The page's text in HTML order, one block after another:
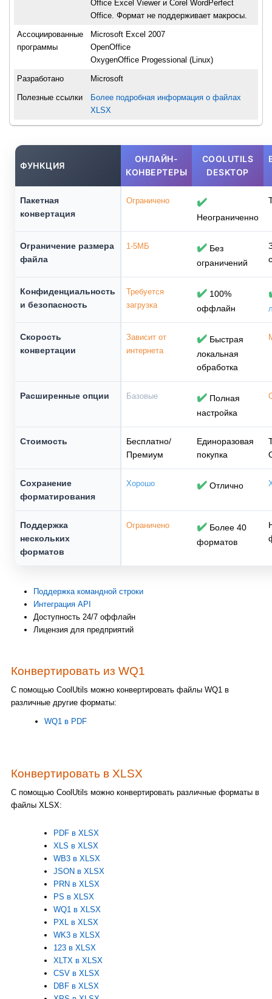
Office Excel Viewer и Corel WordPerfect
Office. Формат не поддерживает макросы.
Ассоциированные
программы
Microsoft Excel 2007
OpenOffice
OxygenOffice Progessional (Linux)
Разработано Microsoft
Полезные ссылки
Более подробная информация о файлах
XLSX
ФУНКЦИЯ
ОНЛАЙН-
КОНВЕРТЕРЫ
COOLUTILS
DESKTOP
Пакетная
конвертация
Ограничено ✔️
Неограниченно
Ограничение размера
файла
1-5МБ ✔️ Без
ограничений
Конфиденциальность
и безопасность
Требуется
загрузка
✔️ 100%
оффлайн
Скорость
конвертации
Зависит от
интернета
✔️ Быстрая
локальная
обработка
Расширенные опции Базовые ✔️ Полная
настройка
Стоимость
Бесплатно/
Премиум
Единоразовая
покупка
Сохранение
форматирования
Хорошо ✔️ Отлично
Поддержка
нескольких
форматов
Ограничено ✔️ Более 40
форматов
Поддержка командной строки
Интеграция API
Доступность 24/7 оффлайн
Лицензия для предприятий
Конвертировать из WQ1
С помощью CoolUtils можно конвертировать файлы WQ1 в
различные другие форматы:
WQ1 в PDF
Конвертировать в XLSX
С помощью CoolUtils можно конвертировать различные форматы в
файлы XLSX:
PDF в XLSX
XLS в XLSX
WB3 в XLSX
JSON в XLSX
PRN в XLSX
PS в XLSX
WQ1 в XLSX
PXL в XLSX
WK3 в XLSX
123 в XLSX
XLTX в XLSX
CSV в XLSX
DBF в XLSX